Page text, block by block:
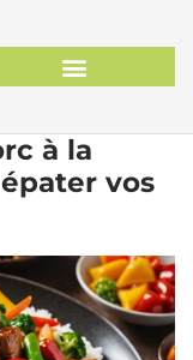
à la
vos